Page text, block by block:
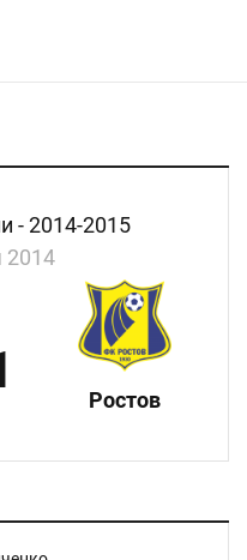
- 2014-2015
2014
Ростов